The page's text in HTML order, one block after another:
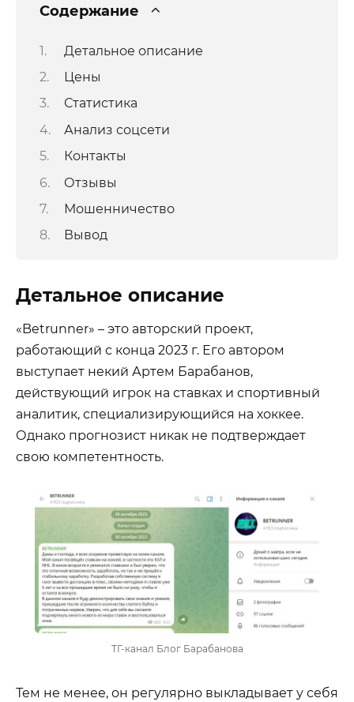
Содержание
Детальное описание
Цены
Статистика
Анализ соцсети
Контакты
Отзывы
Мошенничество
Вывод
Детальное описание
«Betrunner» – это авторский проект,
работающий с конца 2023 г. Его автором
выступает некий Артем Барабанов,
действующий игрок на ставках и спортивный
аналитик, специализирующийся на хоккее.
Однако прогнозист никак не подтверждает
свою компетентность.
ТГ-канал Блог Барабанова
Тем не менее, он регулярно выкладывает у себя